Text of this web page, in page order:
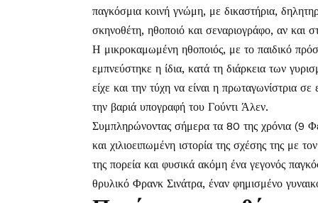
παγκόσμια κοινή γνώμη, με δικαστήρια,
σκηνοθέτη, ηθοποιό και σεναριογράφο, αν και
Η μικροκαμωμένη ηθοποιός, με το παιδικό
εμπνεύστηκε η ίδια, κατά τη διάρκεια των
είχε και την τύχη να είναι η πρωταγωνίστρια σε
την βαριά υπογραφή του Γούντι Άλεν.
Συμπληρώνοντας σήμερα τα 80 της χρόνια (9
και χιλιοειπωμένη ιστορία της σχέσης της με
της πορεία και φυσικά ακόμη ένα γεγονός
θρυλικό Φρανκ Σινάτρα, έναν φημισμένο